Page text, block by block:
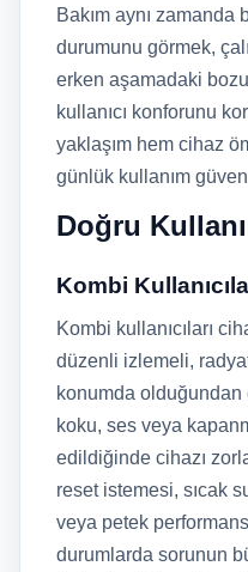
Bakım aynı zamanda
durumunu görmek,
erken aşamadaki
kullanıcı konforunu
yaklaşım hem cihaz
günlük kullanım
Doğru
Kombi
Kombi kullanıcıları
düzenli izlemeli,
konumda olduğundan
koku, ses veya
edildiğinde cihazı
reset istemesi, sıcak
veya petek
durumlarda sorunun